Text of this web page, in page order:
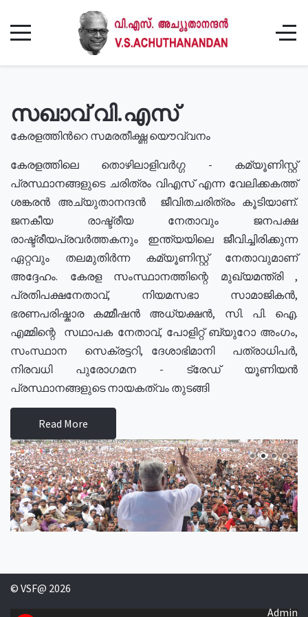
സഖാവ് വി.എസ്
കേരളത്തിൻറെ സമരതീക്ഷ്ണ യൌവ്വനം
കേരളത്തിലെ തൊഴിലാളിവർഗ്ഗ - കമ്യൂണിസ്റ്റ്
പ്രസ്ഥാനങ്ങളുടെ ചരിത്രം വിഎസ് എന്ന വേലിക്കകത്ത്
ശങ്കരൻ അച്യുതാനന്ദൻ ജീവിതചരിത്രം കൂടിയാണ്.
ജനകീയ രാഷ്ട്രീയ നേതാവും ജനപക്ഷ
രാഷ്ട്രീയപ്രവർത്തകനും ഇന്ത്യയിലെ ജീവിച്ചിരിക്കുന്ന
ഏറ്റവും തലമുതിർന്ന കമ്യൂണിസ്റ്റ് നേതാവുമാണ്
അദ്ദേഹം. കേരള സംസ്ഥാനത്തിന്റെ മുഖ്യമന്ത്രി ,
പ്രതിപക്ഷനേതാവ്, നിയമസഭാ സാമാജികൻ,
ഭരണപരിഷ്കാര കമ്മീഷൻ അധ്യക്ഷൻ, സി. പി. ഐ.
എമ്മിന്റെ സഥാപക നേതാവ്, പോളിറ്റ് ബ്യുറോ അംഗം,
സംസ്ഥാന സെക്രട്ടറി, ദേശാഭിമാനി പത്രാധിപർ,
നിരവധി പുരോഗമന - ട്രേഡ് യൂണിയൻ
പ്രസ്ഥാനങ്ങളുടെ നായകത്വം തുടങ്ങി
Read More
© VSF@ 2026
Admin